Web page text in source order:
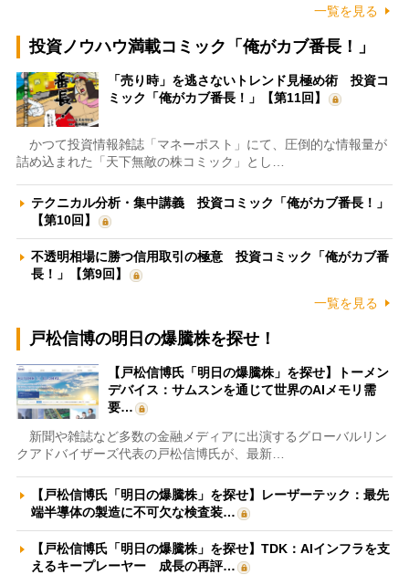
一覧を見る
投資ノウハウ満載コミック「俺がカブ番長！」
「売り時」を逃さないトレンド見極め術 投資コ
ミック「俺がカブ番長！」【第11回】
かつて投資情報雑誌「マネーポスト」にて、圧倒的な情報量が
詰め込まれた「天下無敵の株コミック」とし…
テクニカル分析・集中講義 投資コミック「俺がカブ番長！」
【第10回】
不透明相場に勝つ信用取引の極意 投資コミック「俺がカブ番
長！」【第9回】
一覧を見る
戸松信博の明日の爆騰株を探せ！
【戸松信博氏「明日の爆騰株」を探せ】トーメン
デバイス：サムスンを通じて世界のAIメモリ需
要…
新聞や雑誌など多数の金融メディアに出演するグローバルリン
クアドバイザーズ代表の戸松信博氏が、最新…
【戸松信博氏「明日の爆騰株」を探せ】レーザーテック：最先
端半導体の製造に不可欠な検査装…
【戸松信博氏「明日の爆騰株」を探せ】TDK：AIインフラを支
えるキープレーヤー 成長の再評…